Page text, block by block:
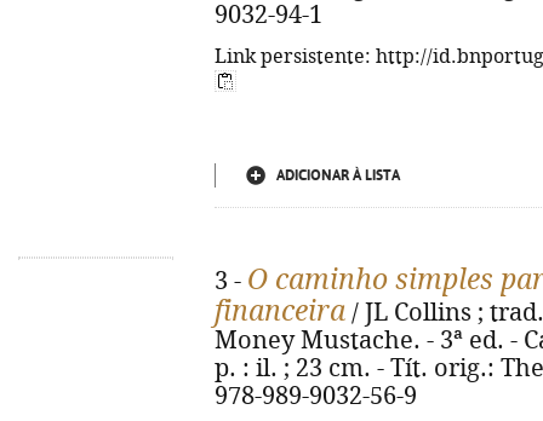
9032-94-1
Link persistente: http://
ADICIONAR À LISTA
3 - O caminho simples
financeira / JL Collins ;
Money Mustache. - 3ª ed. -
p. : il. ; 23 cm. - Tít. orig.:
978-989-9032-56-9